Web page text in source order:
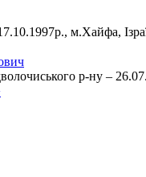
м.Хайфа,
р-ну –